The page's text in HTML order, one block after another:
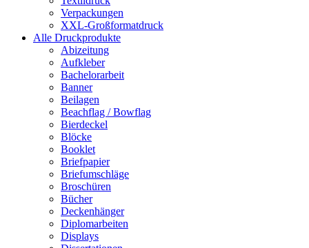
Verpackungen
XXL-Großformatdruck
Alle Druckprodukte
Abizeitung
Aufkleber
Bachelorarbeit
Banner
Beilagen
Beachflag / Bowflag
Bierdeckel
Blöcke
Booklet
Briefpapier
Briefumschläge
Broschüren
Bücher
Deckenhänger
Diplomarbeiten
Displays